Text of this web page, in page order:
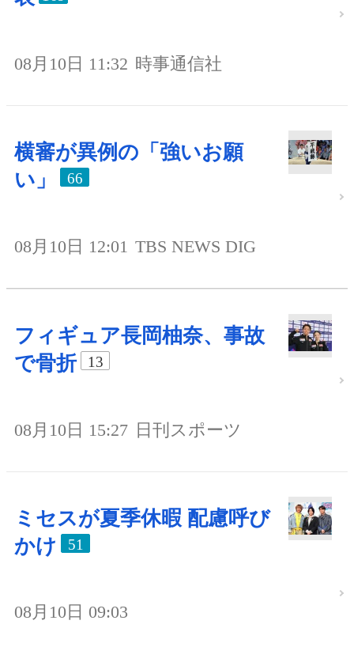
08月10日 11:32 時事通信社
横審が異例の「強いお願
い」
66
08月10日 12:01 TBS NEWS DIG
フィギュア長岡柚奈、事故
で骨折
13
08月10日 15:27 日刊スポーツ
ミセスが夏季休暇 配慮呼び
かけ
51
08月10日 09:03